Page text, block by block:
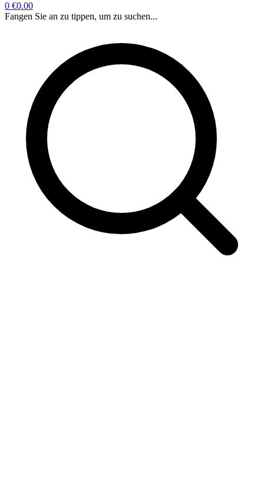
0 €0.00
Fangen Sie an zu tippen, um zu suchen...